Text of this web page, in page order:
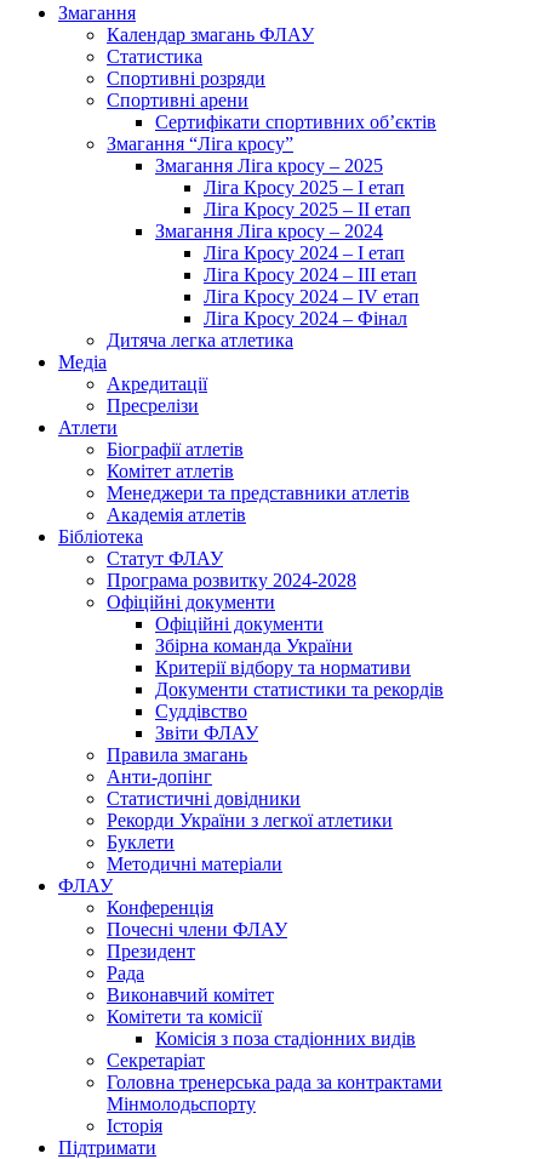
Змагання
Календар змагань ФЛАУ
Статистика
Спортивні розряди
Спортивні арени
Сертифікати спортивних об’єктів
Змагання “Ліга кросу”
Змагання Ліга кросу – 2025
Ліга Кросу 2025 – I етап
Ліга Кросу 2025 – II етап
Змагання Ліга кросу – 2024
Ліга Кросу 2024 – I етап
Ліга Кросу 2024 – III етап
Ліга Кросу 2024 – IV етап
Ліга Кросу 2024 – Фінал
Дитяча легка атлетика
Медіа
Акредитації
Пресрелізи
Атлети
Біографії атлетів
Комітет атлетів
Менеджери та представники атлетів
Академія атлетів
Бібліотека
Статут ФЛАУ
Програма розвитку 2024-2028
Офіційні документи
Офіційні документи
Збірна команда України
Критерії відбору та нормативи
Документи статистики та рекордів
Суддівство
Звіти ФЛАУ
Правила змагань
Анти-допінг
Статистичні довідники
Рекорди України з легкої атлетики
Буклети
Методичні матеріали
ФЛАУ
Конференція
Почесні члени ФЛАУ
Президент
Рада
Виконавчий комітет
Комітети та комісії
Комісія з поза стадіонних видів
Секретаріат
Головна тренерська рада за контрактами
Мінмолодьспорту
Історія
Підтримати